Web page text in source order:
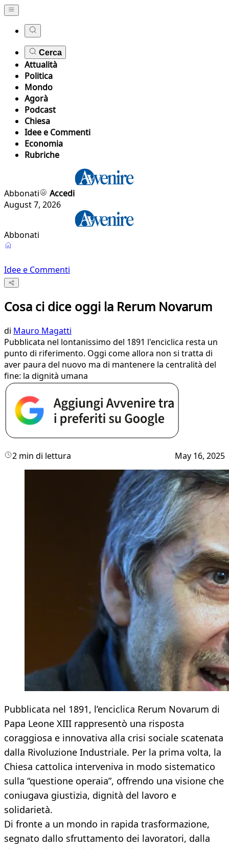
Cerca
Attualità
Politica
Mondo
Agorà
Podcast
Chiesa
Idee e Commenti
Economia
Rubriche
Abbonati
Accedi
August 7, 2026
Abbonati
Idee e Commenti
Cosa ci dice oggi la Rerum Novarum
di Mauro Magatti
Pubblicata nel lontanissimo del 1891 l'enciclica resta un
punto di riferimento. Oggi come allora non si tratta di
aver paura del nuovo ma di mantenere la centralità del
fine: la dignità umana
2 min di lettura May 16, 2025
Pubblicata nel 1891, l’enciclica Rerum Novarum di
Papa Leone XIII rappresentò una risposta
coraggiosa e innovativa alla crisi sociale scatenata
dalla Rivoluzione Industriale. Per la prima volta, la
Chiesa cattolica interveniva in modo sistematico
sulla “questione operaia”, offrendo una visione che
coniugava giustizia, dignità del lavoro e
solidarietà.
Di fronte a un mondo in rapida trasformazione,
segnato dallo sfruttamento dei lavoratori, dalla